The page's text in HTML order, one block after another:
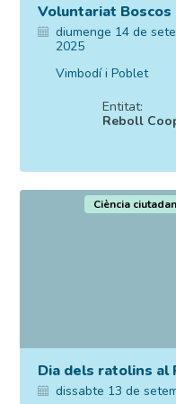
Voluntariat
diumenge 14 de
2025
Vimbodí i Poblet
Entitat:
Reboll
Dia dels ratolins al
dissabte 13 de
Ciència